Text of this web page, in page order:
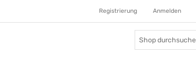
Registrierung Anmelden